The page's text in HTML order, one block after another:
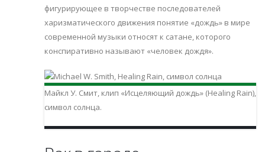
фигурирующее в творчестве последователей
харизматического движения понятие «дождь» в мире
современной музыки относят к сатане, которого
конспиративно называют «человек дождя».
Майкл У. Смит, клип «Исцеляющий дождь» (Healing Rain),
символ солнца.